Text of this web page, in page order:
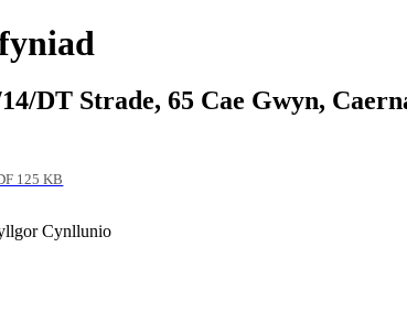
DT Strade, 65 Cae Gwyn,
125 KB
Cynllunio